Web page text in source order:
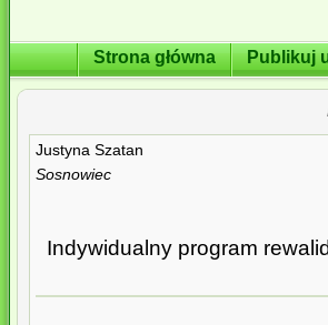
Strona główna Publikuj
Justyna Szatan
Sosnowiec
Indywidualny program